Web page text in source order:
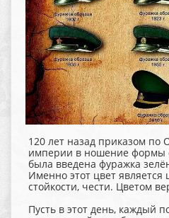
120 лет назад приказом по
империи в ношение формы
была введена фуражка
Именно этот цвет является
стойкости, чести. Цветом
Пусть в этот день, каждый